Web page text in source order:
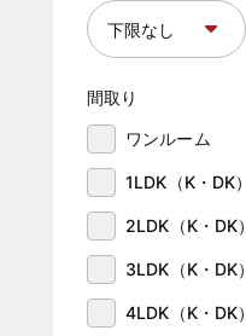
間取り
ワンルーム
1LDK（K・DK）
2LDK（K・DK）
3LDK（K・DK）
4LDK（K・DK）